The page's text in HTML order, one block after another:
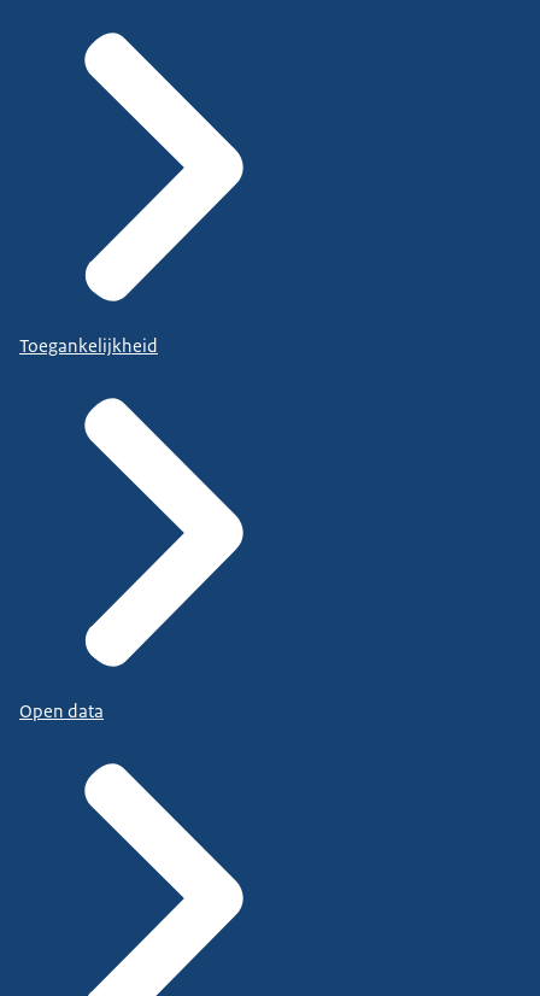
Toegankelijkheid
Open data